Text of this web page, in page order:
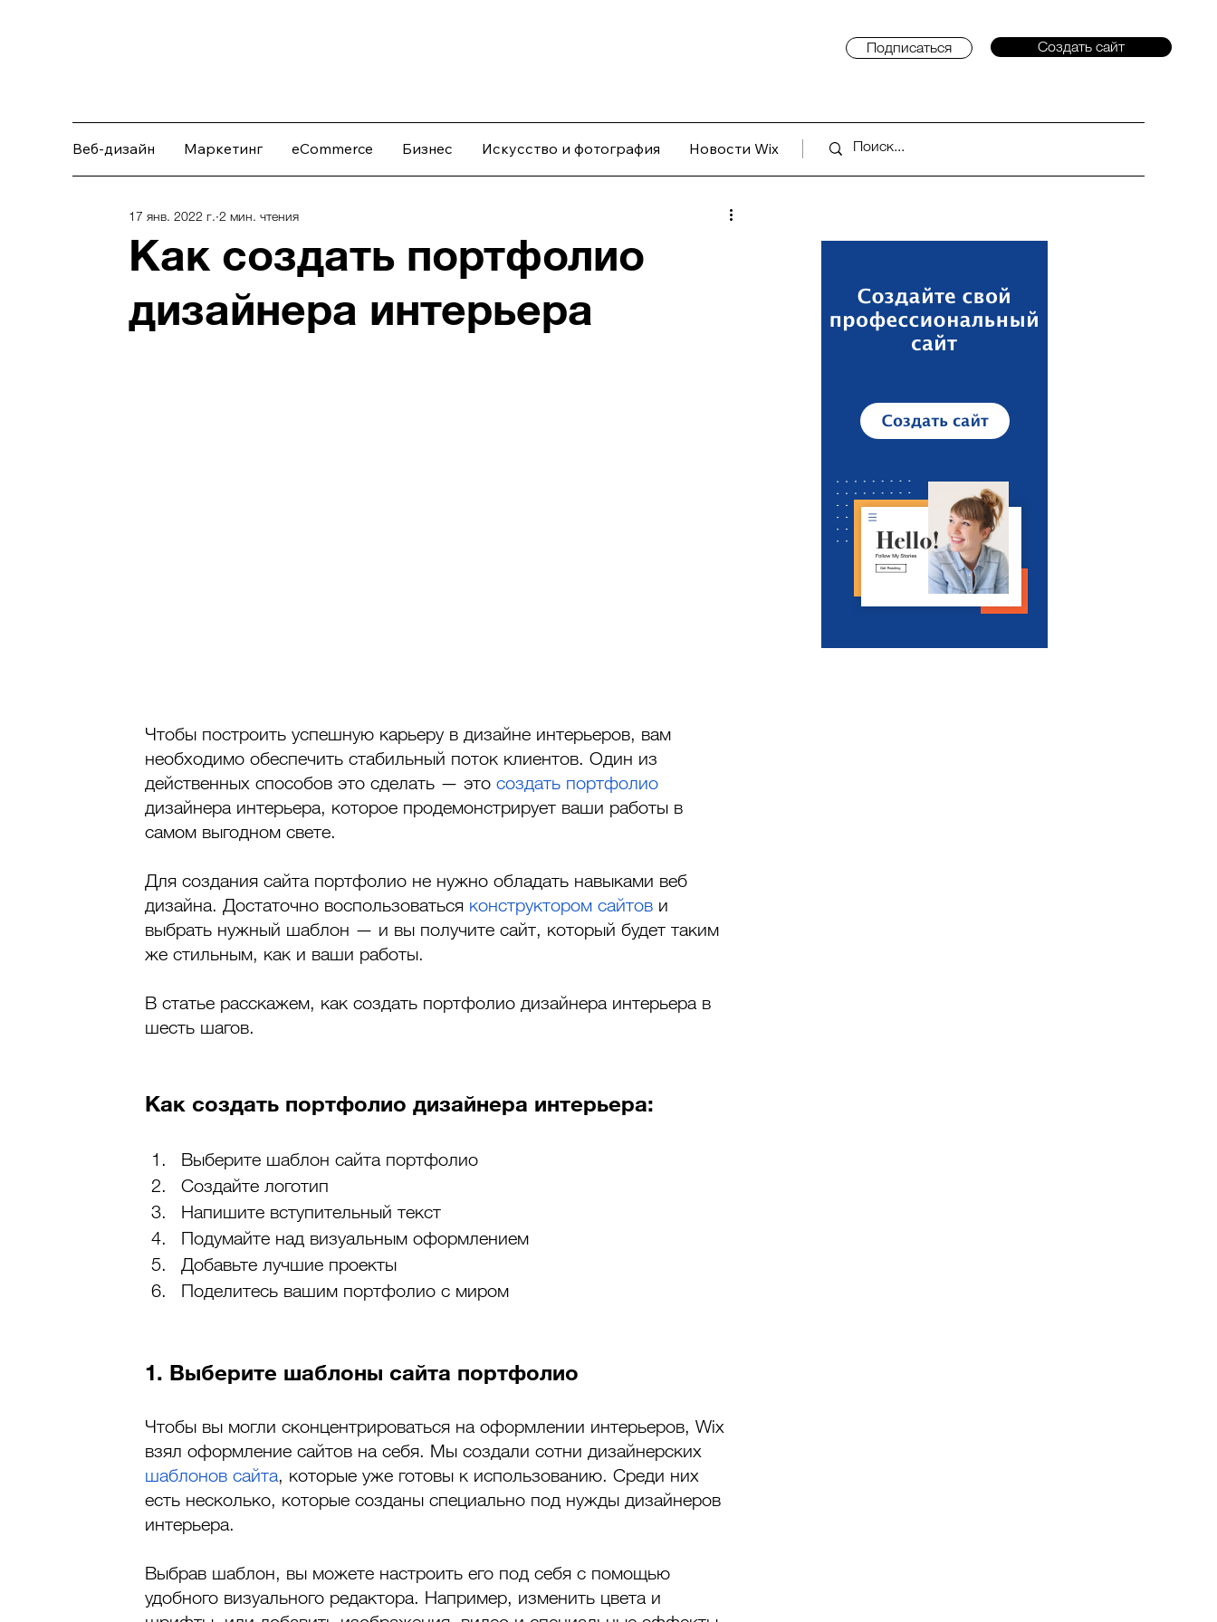
Подписаться Создать сайт
Веб-дизайн Маркетинг eCommerce Бизнес Искусство и фотография Новости Wix
Как создать портфолио
дизайнера интерьера
17 янв. 2022 г. 2 мин. чтения
Чтобы построить успешную карьеру в дизайне интерьеров, вам
необходимо обеспечить стабильный поток клиентов. Один из
действенных способов это сделать — это создать портфолио
дизайнера интерьера, которое продемонстрирует ваши работы в
самом выгодном свете.
Для создания сайта портфолио не нужно обладать навыками веб
дизайна. Достаточно воспользоваться конструктором сайтов и
выбрать нужный шаблон — и вы получите сайт, который будет таким
же стильным, как и ваши работы.
В статье расскажем, как создать портфолио дизайнера интерьера в
шесть шагов.
Как создать портфолио дизайнера интерьера:
Выберите шаблон сайта портфолио
Создайте логотип
Напишите вступительный текст
Подумайте над визуальным оформлением
Добавьте лучшие проекты
Поделитесь вашим портфолио с миром
1. Выберите шаблоны сайта портфолио
Чтобы вы могли сконцентрироваться на оформлении интерьеров, Wix
взял оформление сайтов на себя. Мы создали сотни дизайнерских
шаблонов сайта, которые уже готовы к использованию. Среди них
есть несколько, которые созданы специально под нужды дизайнеров
интерьера.
Выбрав шаблон, вы можете настроить его под себя с помощью
удобного визуального редактора. Например, изменить цвета и